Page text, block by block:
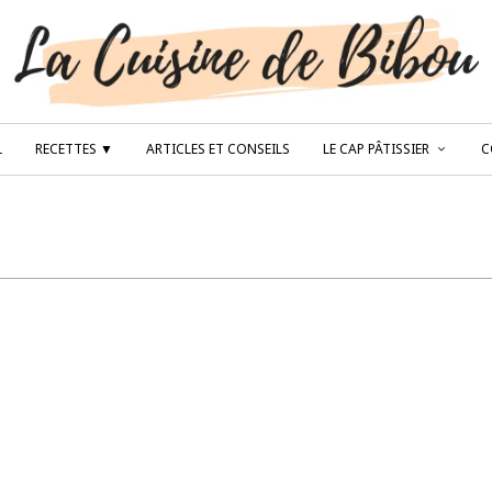
RECETTES ▼ ARTICLES ET CONSEILS LE CAP PÂTISSIER